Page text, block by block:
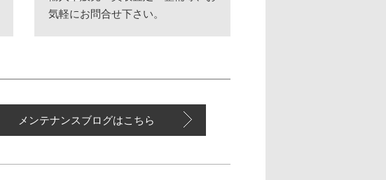
気軽にお問合せ下さい。
メンテナンスブログはこちら